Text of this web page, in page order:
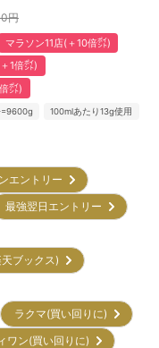
円
マラソン11店(＋10倍㌽)
1倍㌽)
㌽)
100mlあたり13g使用
エントリー
最強翌日エントリー
天ブックス)
ラクマ(買い回りに)
ワン(買い回りに)